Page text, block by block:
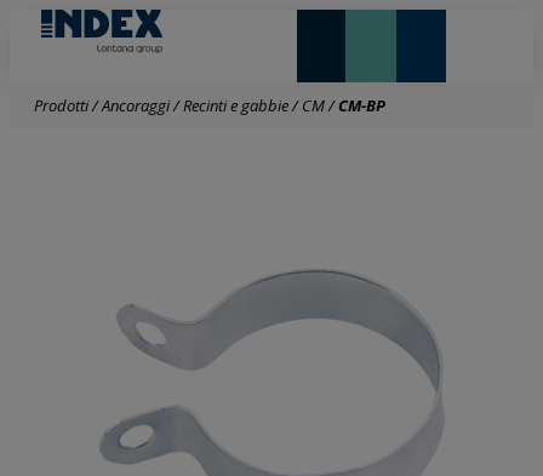
Prodotti/Ancoraggi/Recinti e gabbie/CM/CM-BP